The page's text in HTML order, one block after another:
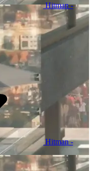
Hitman -
Hitman -